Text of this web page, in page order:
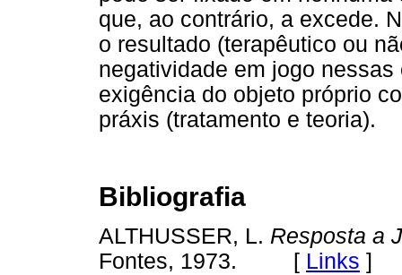
que, ao contrário, a excede.
o resultado (terapêutico ou
negatividade em jogo
exigência do objeto próprio
práxis (tratamento e teoria).
Bibliografia
ALTHUSSER, L. Resposta a
Fontes, 1973. [ Links ]